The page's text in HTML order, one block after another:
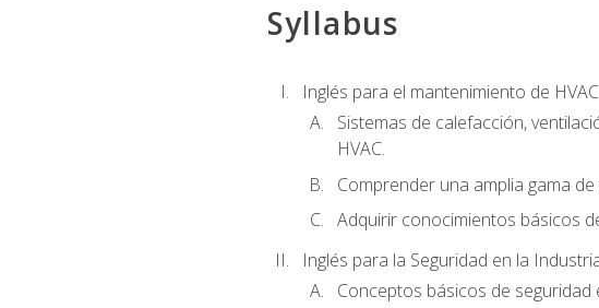
Syllabus
Inglés para el mantenimiento de HVAC
Sistemas de calefacción,
HVAC.
Comprender una amplia gama
Adquirir conocimientos básicos
Inglés para la Seguridad en la
Conceptos básicos de